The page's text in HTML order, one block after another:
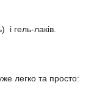
гель-лаків.
легко та просто: